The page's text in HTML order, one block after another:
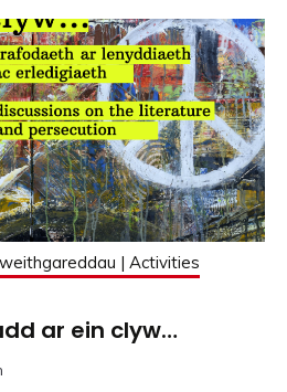
| Activities
ar ein clyw…